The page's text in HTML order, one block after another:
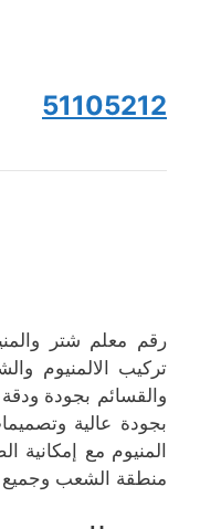
51105212
رقم معلم شتر
تركيب الالمنيوم
والقسائم بجودة ودقة
بجودة عالية
المنيوم مع إمكانية
منطقة الشعب